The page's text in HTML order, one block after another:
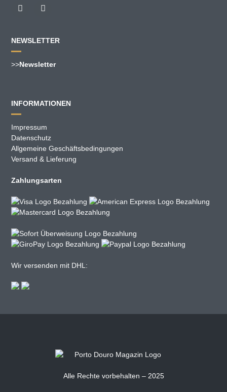
NEWSLETTER
>>Newsletter
INFORMATIONEN
Impressum
Datenschutz
Allgemeine Geschäftsbedingungen
Versand & Lieferung
Zahlungsarten
Wir versenden mit DHL:
Alle Rechte vorbehalten – 2025